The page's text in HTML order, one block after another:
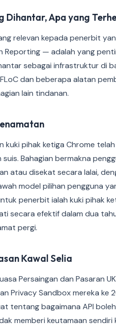
Dihantar, Apa yang
relevan kepada penerbit
— adalah yang
sebagai infrastruktur di
dan beberapa alatan
lain tindanan.
kuki pihak ketiga Chrome
suis. Bahagian bermakna
atau disekat secara lalai,
model pilihan pengguna
penerbit ialah kuki pihak
secara efektif dalam dua
pergi.
Kawal Selia
Persaingan dan Pasaran
Privacy Sandbox mereka ke
tentang bagaimana API
memberi keutamaan